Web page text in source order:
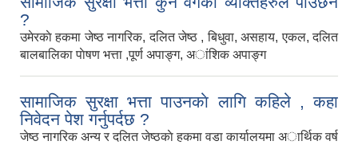
?
उमेरकाे हकमा जेष्ठ नागरिक, दलित जेष्ठ , बिधुवा, असहाय, एकल, दलित
बालबालिका पाेषण भत्ता ,पूर्ण अपाङ्ग, अांशिक अपाङ्ग
सामाजिक सुरक्षा भत्ता पाउनकाे लागि कहिले , कहा
निवेदन पेश गर्नुपर्दछ ?
जेष्ठ नागरिक अन्य र दलित जेष्ठकाे हकमा वडा कार्यालयमा अार्थिक वर्ष